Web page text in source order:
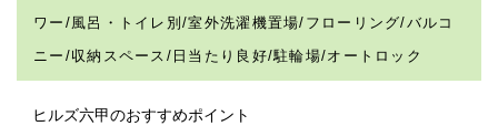
ワー/風呂・トイレ別/室外洗濯機置場/フローリング/バルコ
ニー/収納スペース/日当たり良好/駐輪場/オートロック
ヒルズ六甲のおすすめポイント